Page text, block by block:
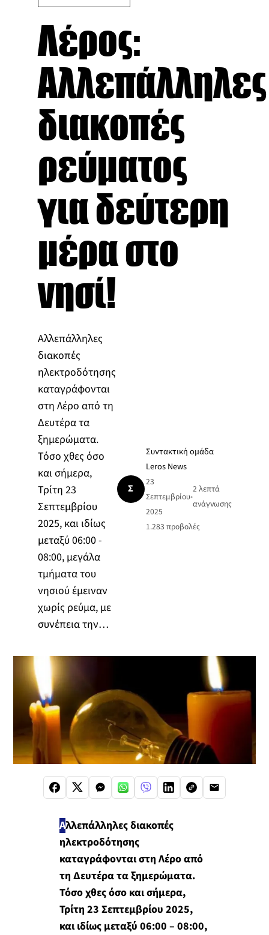
Λέρος:
Αλλεπάλληλες
διακοπές
ρεύματος
για δεύτερη
μέρα στο
νησί!
Αλλεπάλληλες
διακοπές
ηλεκτροδότησης
καταγράφονται
στη Λέρο από τη
Δευτέρα τα
ξημερώματα.
Τόσο χθες όσο
και σήμερα,
Τρίτη 23
Σεπτεμβρίου
2025, και ιδίως
μεταξύ 06:00 -
08:00, μεγάλα
τμήματα του
νησιού έμειναν
χωρίς ρεύμα, με
συνέπεια την…
Σ
Συντακτική ομάδα
Leros News
23
Σεπτεμβρίου
2025
•
2 λεπτά
ανάγνωσης
1.283 προβολές
Αλλεπάλληλες διακοπές
ηλεκτροδότησης
καταγράφονται στη Λέρο από
τη Δευτέρα τα ξημερώματα.
Τόσο χθες όσο και σήμερα,
Τρίτη 23 Σεπτεμβρίου 2025,
και ιδίως μεταξύ 06:00 – 08:00,